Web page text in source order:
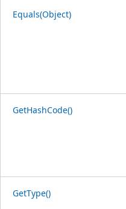
Equals(Object)
GetHashCode()
GetType()